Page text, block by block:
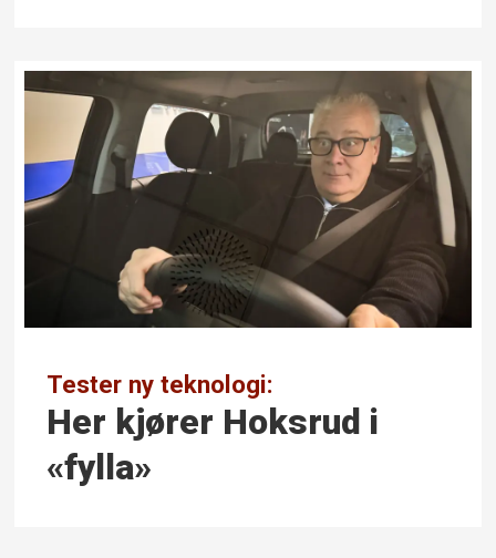
Tester ny teknologi:
Her kjører Hoksrud i
«fylla»